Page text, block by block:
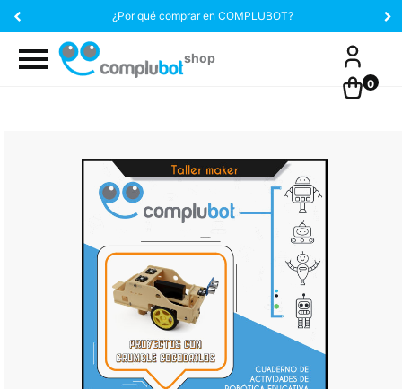
¿Por qué comprar en COMPLUBOT?
0